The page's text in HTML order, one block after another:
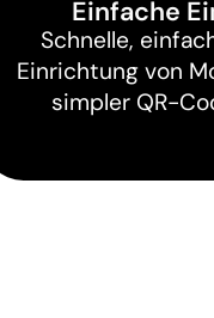
Einfache
Schnelle,
Einrichtung von
simpler QR-